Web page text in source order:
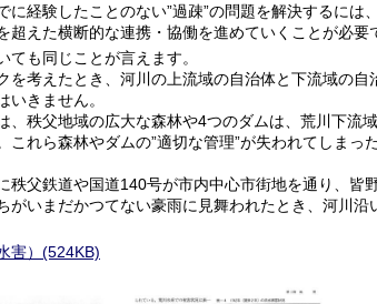
経験したことのない”過疎”の問題を解決するには、
超えた横断的な連携・協働を進めていくことが必要
も同じことが言えます。
考えたとき、河川の上流域の自治体と下流域の自
いきません。
、秩父地域の広大な森林や4つのダムは、荒川下流
これら森林やダムの”適切な管理”が失われてしまっ
秩父鉄道や国道140号が市内中心市街地を通り、皆
がいまだかつてない豪雨に見舞われたとき、河川
害）(524KB)